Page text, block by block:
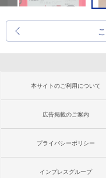
本サイトのご利用について
広告掲載のご案内
プライバシーポリシー
インプレスグループ